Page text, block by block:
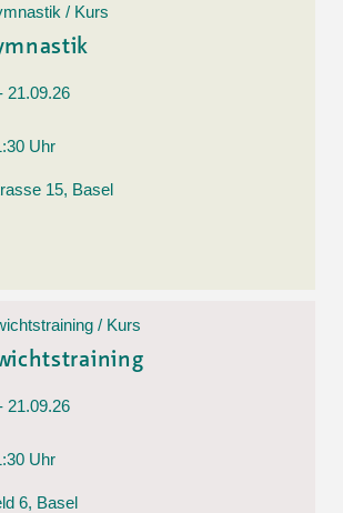
/ Kurs
21.09.26
Uhr
15, Basel
/ Kurs
21.09.26
Uhr
6, Basel